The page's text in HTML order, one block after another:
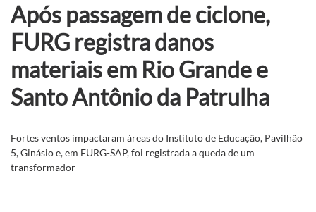
Após passagem de ciclone,
FURG registra danos
materiais em Rio Grande e
Santo Antônio da Patrulha
Fortes ventos impactaram áreas do Instituto de Educação, Pavilhão
5, Ginásio e, em FURG-SAP, foi registrada a queda de um
transformador